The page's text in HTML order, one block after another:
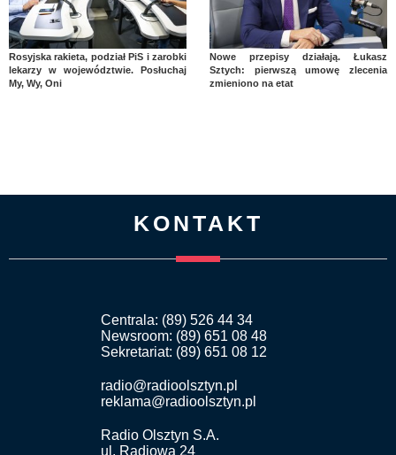
Rosyjska rakieta, podział PiS i zarobki
lekarzy w województwie. Posłuchaj
My, Wy, Oni
Nowe przepisy działają. Łukasz
Sztych: pierwszą umowę zlecenia
zmieniono na etat
KONTAKT
Centrala: (89) 526 44 34
Newsroom: (89) 651 08 48
Sekretariat: (89) 651 08 12
radio@radioolsztyn.pl
reklama@radioolsztyn.pl
Radio Olsztyn S.A.
ul. Radiowa 24